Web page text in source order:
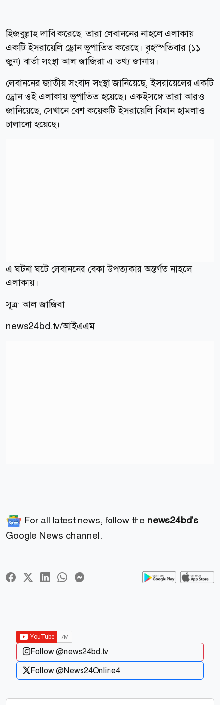
হিজবুল্লাহ দাবি করেছে, তারা লেবাননের নাহলে এলাকায়
একটি ইসরায়েলি ড্রোন ভূপাতিত করেছে। বৃহস্পতিবার (১১
জুন) বার্তা সংস্থা আল জাজিরা এ তথ্য জানায়।
লেবাননের জাতীয় সংবাদ সংস্থা জানিয়েছে, ইসরায়েলের একটি
ড্রোন ওই এলাকায় ভূপাতিত হয়েছে। একইসঙ্গে তারা আরও
জানিয়েছে, সেখানে বেশ কয়েকটি ইসরায়েলি বিমান হামলাও
চালানো হয়েছে।
এ ঘটনা ঘটে লেবাননের বেকা উপত্যকার অন্তর্গত নাহলে
এলাকায়।
সূত্র: আল জাজিরা
news24bd.tv/আইএএম
For all latest news, follow the news24bd's
Google News channel.
Follow @news24bd.tv
Follow @News24Online4